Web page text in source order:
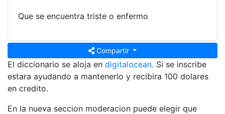
Que se encuentra triste o enfermo
Compartir
El diccionario se aloja en digitalocean. Si se inscribe
estara ayudando a mantenerlo y recibira 100 dolares
en credito.
En la nueva seccion moderacion puede elegir que